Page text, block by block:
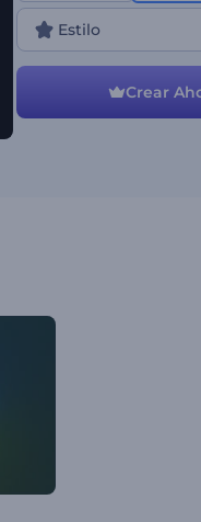
para productos
empresas, presentaciones
proyectos creativos. más
Estilo
Crear